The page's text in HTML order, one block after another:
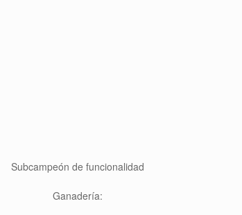
Subcampeón de funcionalidad
Ganadería: